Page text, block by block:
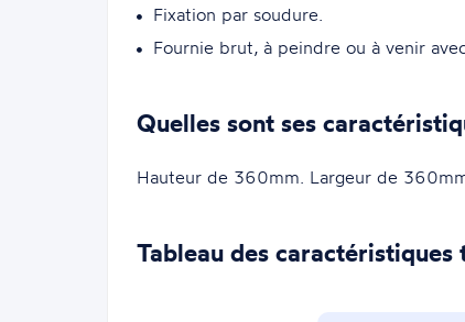
Fixation par soudure.
Fournie brut, à peindre ou à venir
Quelles sont ses
Hauteur de 360mm. Largeur de
Tableau des caractéristiques